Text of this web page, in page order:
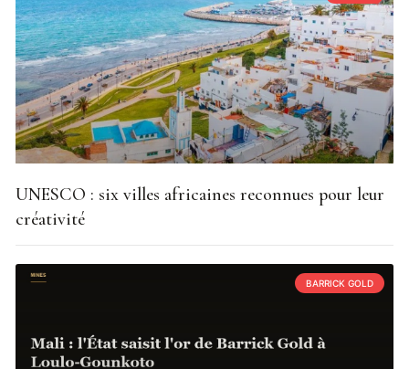
UNESCO : six villes africaines reconnues pour leur
créativité
BARRICK GOLD